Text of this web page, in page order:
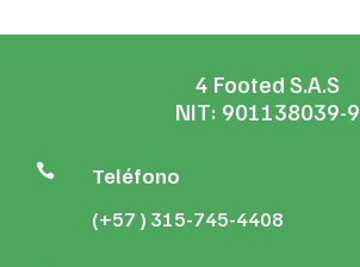
4 Footed S.A.S
NIT: 901138039-9
 Teléfono
(+57 ) 315-745-4408